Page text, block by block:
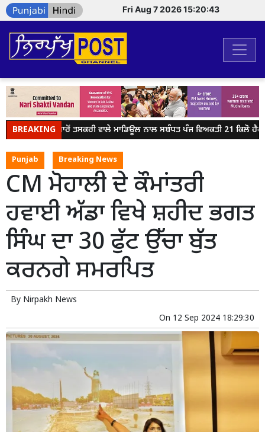
Fri Aug 7 2026 15:20:43
BREAKING
ਸਰਹੱਦ ਪਾਰੋਂ ਤਸਕਰੀ ਵਾਲੇ ਮਾਡਿਊਲ ਨਾਲ ਸਬੰਧਤ ਪੰਜ ਵਿਅਕਤੀ 21 ਕਿਲੋ
Punjab Breaking News
CM ਮੋਹਾਲੀ ਦੇ ਕੌਮਾਂਤਰੀ
ਹਵਾਈ ਅੱਡਾ ਵਿਖੇ ਸ਼ਹੀਦ ਭਗਤ
ਸਿੰਘ ਦਾ 30 ਫੁੱਟ ਉੱਚਾ ਬੁੱਤ
ਕਰਨਗੇ ਸਮਰਪਿਤ
By Nirpakh News
On 12 Sep 2024 18:29:30